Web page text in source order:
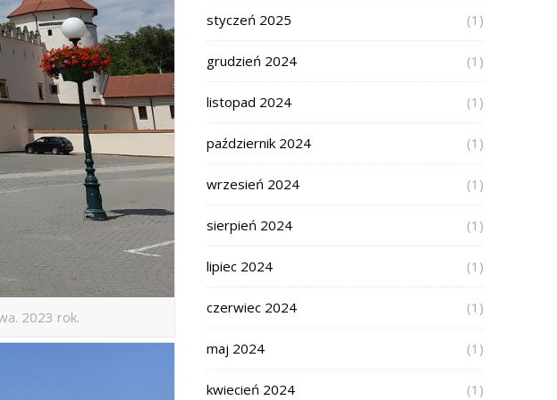
2023 rok.
styczeń 2025 (1)
grudzień 2024 (1)
listopad 2024 (1)
październik 2024 (1)
wrzesień 2024 (1)
sierpień 2024 (1)
lipiec 2024 (1)
czerwiec 2024 (1)
maj 2024 (1)
kwiecień 2024 (1)